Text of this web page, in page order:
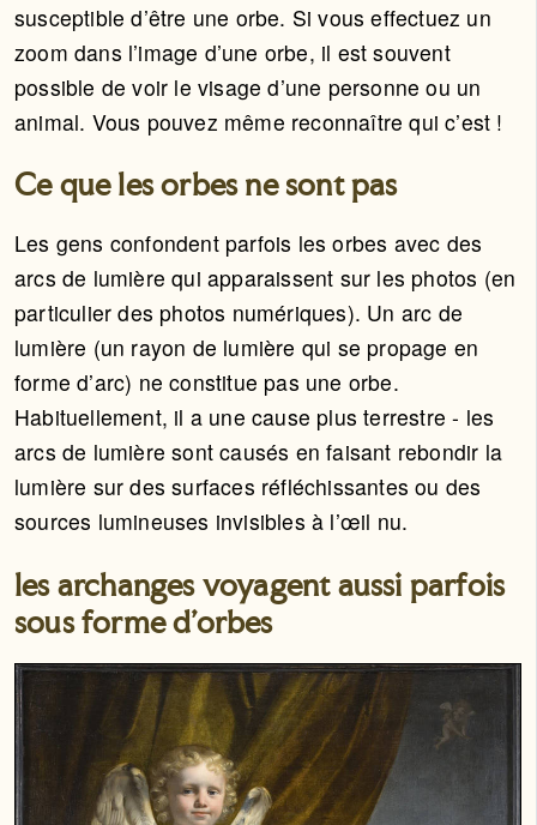
susceptible d’être une orbe. Si vous effectuez un
zoom dans l’image d’une orbe, il est souvent
possible de voir le visage d’une personne ou un
animal. Vous pouvez même reconnaître qui c’est !
Ce que les orbes ne sont pas
Les gens confondent parfois les orbes avec des
arcs de lumière qui apparaissent sur les photos (en
particulier des photos numériques). Un arc de
lumière (un rayon de lumière qui se propage en
forme d’arc) ne constitue pas une orbe.
Habituellement, il a une cause plus terrestre - les
arcs de lumière sont causés en faisant rebondir la
lumière sur des surfaces réfléchissantes ou des
sources lumineuses invisibles à l’œil nu.
les archanges voyagent aussi parfois
sous forme d’orbes